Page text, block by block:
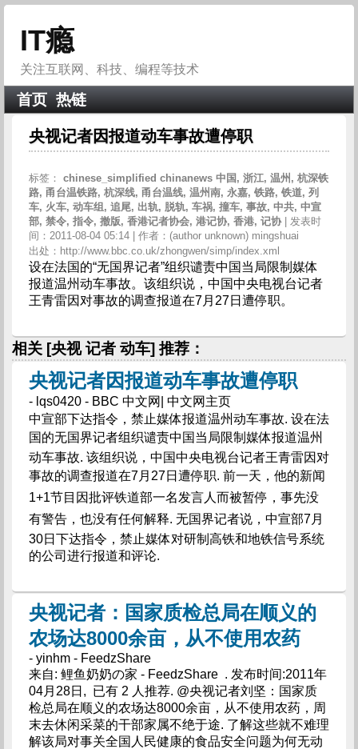
IT瘾
关注互联网、科技、编程等技术
首页 热链
央视记者因报道动车事故遭停职
标签： chinese_simplified chinanews 中国, 浙江, 温州, 杭深铁
路, 甬台温铁路, 杭深线, 甬台温线, 温州南, 永嘉, 铁路, 铁道, 列
车, 火车, 动车组, 追尾, 出轨, 脱轨, 车祸, 撞车, 事故, 中共, 中宣
部, 禁令, 指令, 撤版, 香港记者协会, 港记协, 香港, 记协
| 发表时
间：2011-08-04 05:14 | 作者：(author unknown) mingshuai
出处：http://www.bbc.co.uk/zhongwen/simp/index.xml
设在法国的“无国界记者”组织谴责中国当局限制媒体
报道温州动车事故。该组织说，中国中央电视台记者
王青雷因对事故的调查报道在7月27日遭停职。
相关 [央视 记者 动车] 推荐：
央视记者因报道动车事故遭停职
- lqs0420 - BBC 中文网| 中文网主页
中宣部下达指令，禁止媒体报道温州动车事故. 设在法
国的无国界记者组织谴责中国当局限制媒体报道温州
动车事故. 该组织说，中国中央电视台记者王青雷因对
事故的调查报道在7月27日遭停职. 前一天，他的新闻
1+1节目因批评铁道部一名发言人而被暂停，事先没
有警告，也没有任何解释. 无国界记者说，中宣部7月
30日下达指令，禁止媒体对研制高铁和地铁信号系统
的公司进行报道和评论.
央视记者：国家质检总局在顺义的
农场达8000余亩，从不使用农药
- yinhm - FeedzShare
来自: 鲤鱼奶奶の家 - FeedzShare . 发布时间:2011年
04月28日, 已有 2 人推荐. @央视记者刘坚：国家质
检总局在顺义的农场达8000余亩，从不使用农药，周
末去休闲采菜的干部家属不绝于途. 了解这些就不难理
解该局对事关全国人民健康的食品安全问题为何无动